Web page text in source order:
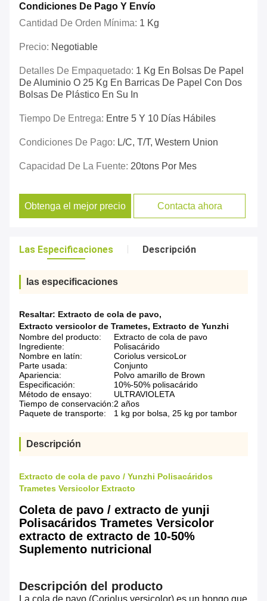
Condiciones De Pago Y Envío
Cantidad De Orden Mínima: 1 Kg
Precio: Negotiable
Detalles De Empaquetado: 1 Kg En Bolsas De Papel
De Aluminio O 25 Kg En Barricas De Papel Con Dos
Bolsas De Plástico En Su In
Tiempo De Entrega: Entre 5 Y 10 Días Hábiles
Condiciones De Pago: L/C, T/T, Western Union
Capacidad De La Fuente: 20tons Por Mes
Obtenga el mejor precio Contacta ahora
Las Especificaciones Descripción
las especificaciones
Resaltar: Extracto de cola de pavo,
Extracto versicolor de Trametes, Extracto de Yunzhi
Nombre del producto:
Extracto de cola de pavo
Ingrediente:
Polisacárido
Nombre en latín:
Coriolus versicoLor
Parte usada:
Conjunto
Apariencia:
Polvo amarillo de Brown
Especificación:
10%-50% polisacárido
Método de ensayo:
ULTRAVIOLETA
Tiempo de conservación:2 años
Paquete de transporte:
1 kg por bolsa, 25 kg por tambor
Descripción
Extracto de cola de pavo / Yunzhi Polisacáridos
Trametes Versicolor Extracto
Coleta de pavo / extracto de yunji
Polisacáridos Trametes Versicolor
extracto de extracto de 10-50%
Suplemento nutricional
Descripción del producto